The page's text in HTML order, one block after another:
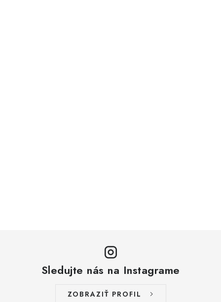
Sledujte nás na Instagrame
ZOBRAZIŤ PROFIL